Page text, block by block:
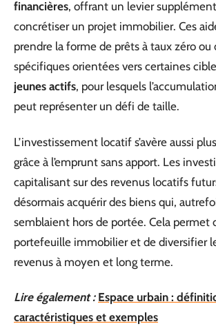
financières, offrant un levier
concrétiser un projet immobilier. Ces
prendre la forme de prêts à taux zéro
spécifiques orientées vers certaines
jeunes actifs, pour lesquels
peut représenter un défi de taille.
L’investissement locatif s’avère aussi
grâce à l’emprunt sans apport. Les
capitalisant sur des revenus locatifs
désormais acquérir des biens qui,
semblaient hors de portée. Cela permet
portefeuille immobilier et de diversifier
revenus à moyen et long terme.
Lire également : Espace urbain :
caractéristiques et exemples